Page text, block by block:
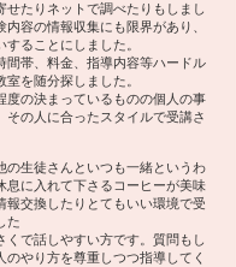
せたりネットで調べたりもしまし
容の情報収集にも限界があり、
ることにしました。
間帯、料金、指導内容等ハードル
を随分探しました。
度の決まっているものの個人の事
その人に合ったスタイルで受講さ
の生徒さんといつも一緒というわ
息に入れて下さるコーヒーが美味
報交換したりとてもいい環境で受
た
くで話しやすい方です。質問もし
のやり方を尊重しつつ指導してく